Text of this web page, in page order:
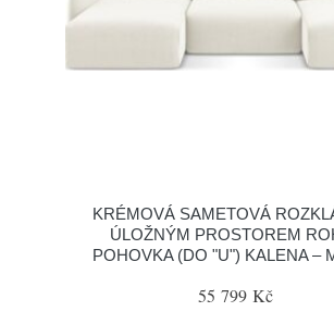
KRÉMOVÁ SAMETOVÁ
ÚLOŽNÝM PROSTOREM
POHOVKA (DO "U") KALENA –
55 799 Kč